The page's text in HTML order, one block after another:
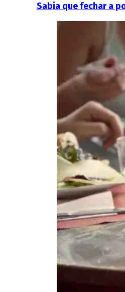
Sabia que fechar a